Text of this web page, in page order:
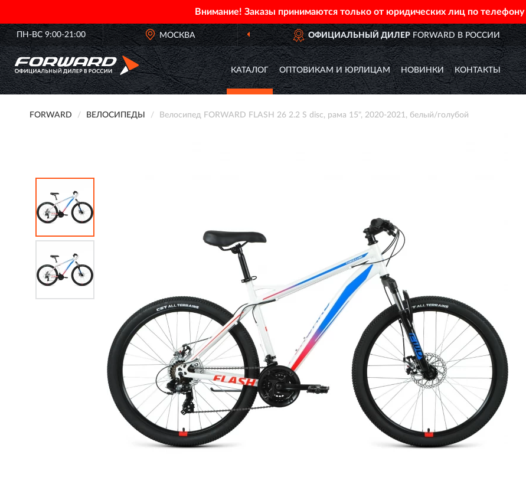
Внимание! Заказы принимаются только от юридических лиц по телефону
ПН-ВС 9:00-21:00 МОСКВА ОФИЦИАЛЬНЫЙ ДИЛЕР FORWARD В РОССИИ
КАТАЛОГ ОПТОВИКАМ И ЮРЛИЦАМ НОВИНКИ КОНТАКТЫ
FORWARD ВЕЛОСИПЕДЫ Велосипед FORWARD FLASH 26 2.2 S disc, рама 15", 2020-2021, белый/голубой